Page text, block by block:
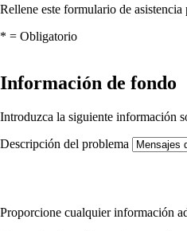
Rellene este formulario de
* = Obligatorio
Información de fondo
Introduzca la siguiente información
Descripción del problema
Proporcione cualquier información